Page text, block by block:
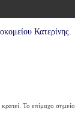
Το επίμαχο